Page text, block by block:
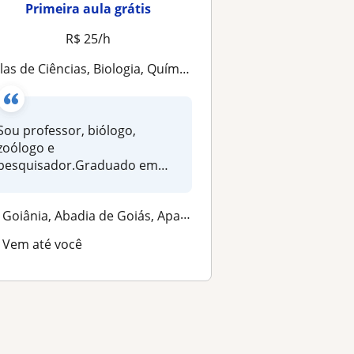
Primeira aula grátis
R$ 25/h
de Ciências, Biologia, Química e Física
professor, biólogo,
e
em
Goiânia, Abadia de Goiás, Aparecida de , Santo Antônio de Goiás, Senad...
Vem até você